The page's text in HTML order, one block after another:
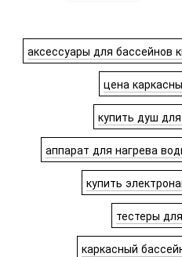
аксессуары для бассейнов
цена
купить душ
аппарат для нагрева
купить
тестеры
каркасный